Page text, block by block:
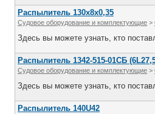
Распылитель 130х8х0,35
Судовое оборудование и комплектующие >
Здесь вы можете узнать, кто
Распылитель 1342-515-01СБ
Судовое оборудование и комплектующие >
Здесь вы можете узнать, кто
Распылитель 140U42